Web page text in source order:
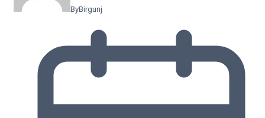
ByBirgunj